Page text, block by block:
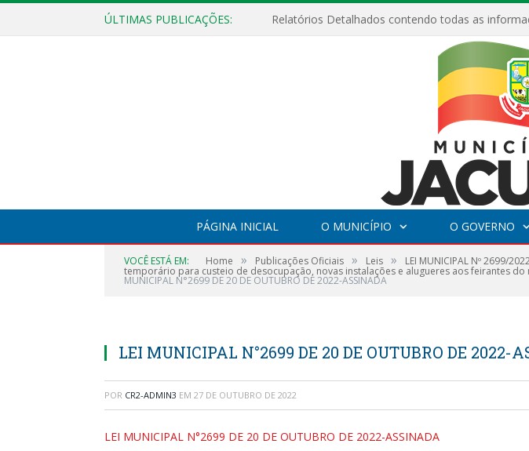
ÚLTIMAS PUBLICAÇÕES:
PÁGINA INICIAL O MUNICÍPIO O GOVERNO
VOCÊ ESTÁ EM: Home » Publicações Oficiais » Leis » LEI MUNICIPAL Nº 2699/
temporário para custeio de desocupação, novas instalações e alugueres aos feirantes
MUNICIPAL N°2699 DE 20 DE OUTUBRO DE 2022-ASSINADA
LEI MUNICIPAL N°2699 DE 20 DE OUTUBRO DE 2022-
POR CR2-ADMIN3 EM 27 DE OUTUBRO DE 2022
LEI MUNICIPAL N°2699 DE 20 DE OUTUBRO DE 2022-ASSINADA